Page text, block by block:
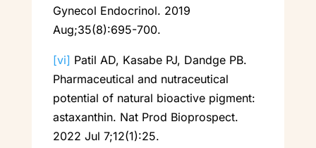
Gynecol Endocrinol. 2019
Aug;35(8):695-700.
[vi] Patil AD, Kasabe PJ, Dandge PB.
Pharmaceutical and nutraceutical
potential of natural bioactive pigment:
astaxanthin. Nat Prod Bioprospect.
2022 Jul 7;12(1):25.